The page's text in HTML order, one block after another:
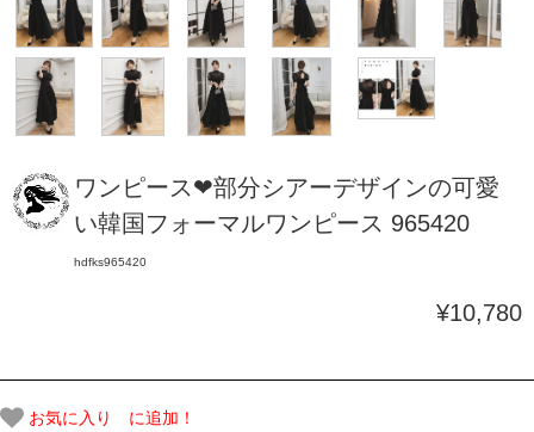
ワンピース❤部分シアーデザインの可愛
い韓国フォーマルワンピース 965420
hdfks965420
¥10,780
お気に入り に追加！